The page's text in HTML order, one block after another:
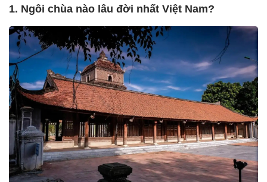
1. Ngôi chùa nào lâu đời nhất Việt Nam?